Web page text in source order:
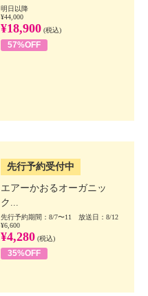
明日以降
¥44,000
¥18,900 (税込)
57%OFF
先行予約受付中
エアーかおるオーガニッ
ク...
先行予約期間：8/7〜11 放送日：8/12
¥6,600
¥4,280 (税込)
35%OFF